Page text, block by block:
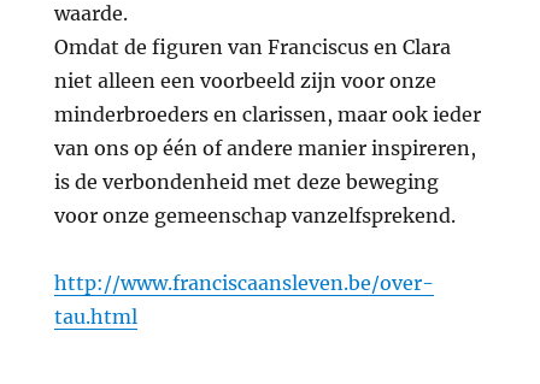
waarde.
Omdat de figuren van Franciscus en Clara
niet alleen een voorbeeld zijn voor onze
minderbroeders en clarissen, maar ook ieder
van ons op één of andere manier inspireren,
is de verbondenheid met deze beweging
voor onze gemeenschap vanzelfsprekend.
http://www.franciscaansleven.be/over-
tau.html